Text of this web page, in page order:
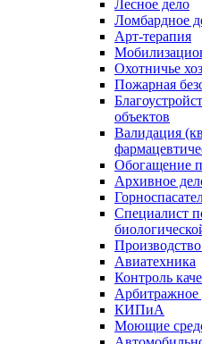
Лесное дело
Ломбардное
Арт-терапия
Охотничье
Пожарная
объектов
Валидация
Обогащение
Архивное
Специалист
Авиатехника
Контроль
Арбитражное
КИПиА
Моющие